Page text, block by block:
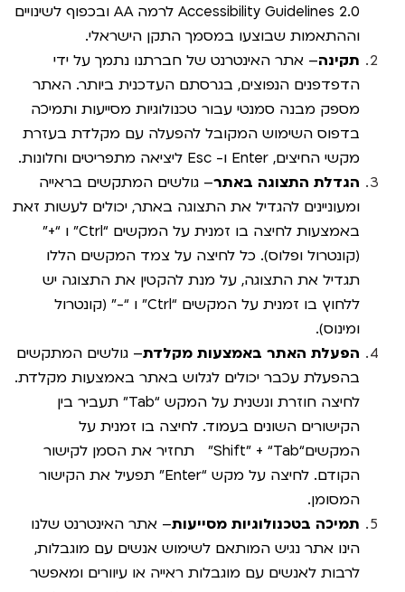
Accessibility Guidelines 2.0 לרמה AA ובכפוף לשינויים
וההתאמות שבוצעו במסמך התקן הישראלי.
תקינה– אתר האינטרנט של חברתנו נתמך על ידי
הדפדפנים הנפוצים, בגרסתם העדכנית ביותר. האתר
מספק מבנה סמנטי עבור טכנולוגיות מסייעות ותמיכה
בדפוס השימוש המקובל להפעלה עם מקלדת בעזרת
מקשי החיצים, Enter ו- Esc ליציאה מתפריטים וחלונות.
הגדלת התצוגה באתר– גולשים המתקשים בראייה
ומעוניינים להגדיל את התצוגה באתר, יכולים לעשות זאת
באמצעות לחיצה בו זמנית על המקשים “Ctrl” ו “+”
(קונטרול ופלוס). כל לחיצה על צמד המקשים הללו
תגדיל את התצוגה, על מנת להקטין את התצוגה יש
ללחוץ בו זמנית על המקשים “Ctrl” ו “-” (קונטרול
ומינוס).
הפעלת האתר באמצעות מקלדת– גולשים המתקשים
בהפעלת עכבר יכולים לגלוש באתר באמצעות מקלדת.
לחיצה חוזרת ונשנית על המקש “Tab” תעביר בין
הקישורים השונים בעמוד. לחיצה בו זמנית על
המקשים“Shift” + “Tab” תחזיר את הסמן לקישור
הקודם. לחיצה על מקש “Enter” תפעיל את הקישור
המסומן.
תמיכה בטכנולוגיות מסייעות– אתר האינטרנט שלנו
הינו אתר נגיש המותאם לשימוש אנשים עם מוגבלות,
לרבות לאנשים עם מוגבלות ראייה או עיוורים ומאפשר